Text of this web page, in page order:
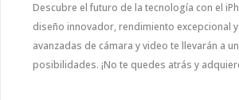
Descubre el futuro de la tecnología con el
diseño innovador, rendimiento excepcional
avanzadas de cámara y video te llevarán a
posibilidades. ¡No te quedes atrás y